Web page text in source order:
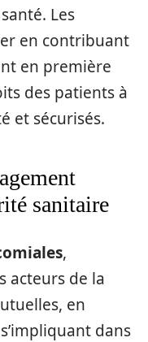
Les
en contribuant
en première
des patients à
et sécurisés.
sanitaire
,
acteurs de la
en
dans